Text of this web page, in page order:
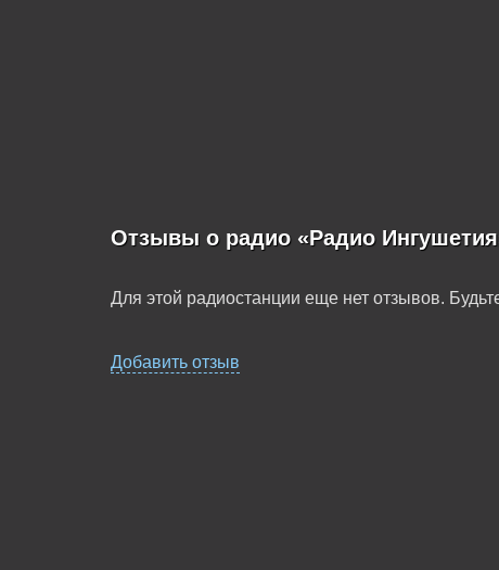
Отзывы о радио «Радио
Для этой радиостанции еще нет отзывов.
Добавить отзыв